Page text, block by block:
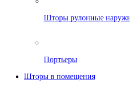
Шторы рулонные
Портьеры
Шторы в помещения